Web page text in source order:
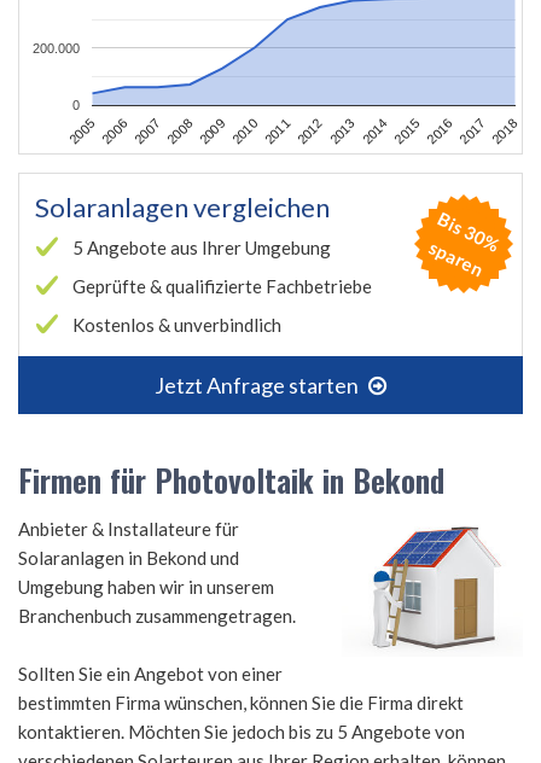
2005 2006 2007 2008 2009 2010 2011 2012 2013 2014 2015 2016 2017 2018
0
200.000
Solaranlagen vergleichen
5 Angebote aus Ihrer Umgebung
Geprüfte & qualifizierte Fachbetriebe
Kostenlos & unverbindlich
Jetzt Anfrage starten
B
is
3
0
%
s
p
a
r
e
n
Firmen für Photovoltaik in Bekond
Anbieter & Installateure für
Solaranlagen in Bekond und
Umgebung haben wir in unserem
Branchenbuch zusammengetragen.
Sollten Sie ein Angebot von einer
bestimmten Firma wünschen, können Sie die Firma direkt
kontaktieren. Möchten Sie jedoch bis zu 5 Angebote von